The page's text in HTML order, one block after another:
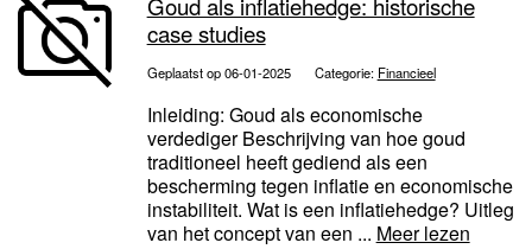
Goud als inflatiehedge: historische
case studies
Geplaatst op 06-01-2025 Categorie: Financieel
Inleiding: Goud als economische
verdediger Beschrijving van hoe goud
traditioneel heeft gediend als een
bescherming tegen inflatie en economische
instabiliteit. Wat is een inflatiehedge? Uitleg
van het concept van een ... Meer lezen